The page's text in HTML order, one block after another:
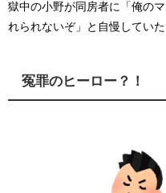
獄中の小野が同房者に「俺の
れられないぞ」と自慢していた
冤罪のヒーロー？！